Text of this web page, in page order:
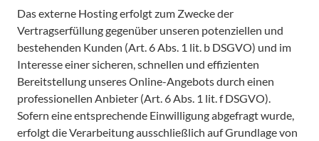
Das externe Hosting erfolgt zum Zwecke der
Vertragserfüllung gegenüber unseren potenziellen und
bestehenden Kunden (Art. 6 Abs. 1 lit. b DSGVO) und im
Interesse einer sicheren, schnellen und effizienten
Bereitstellung unseres Online-Angebots durch einen
professionellen Anbieter (Art. 6 Abs. 1 lit. f DSGVO).
Sofern eine entsprechende Einwilligung abgefragt wurde,
erfolgt die Verarbeitung ausschließlich auf Grundlage von